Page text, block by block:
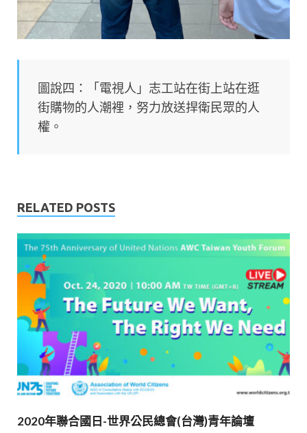
圖說四：「電視人」志工站在街上站在逛
街購物的人潮裡，努力放送捍衛民眾的人
權。
RELATED POSTS
2020年聯合國日-世界公民總會(台灣)青年論壇